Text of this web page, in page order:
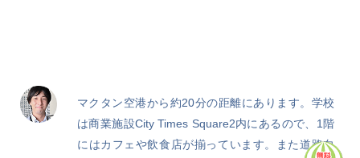
マクタン空港から約20分の距離にあります。学校
は商業施設City Times Square2内にあるので、1階
にはカフェや飲食店が揃っています。また道路向